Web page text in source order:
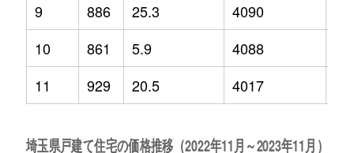
9
886 25.3 4090
10
861 5.9 4088
11
929 20.5 4017